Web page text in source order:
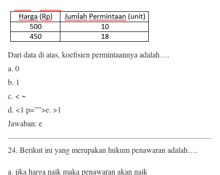
Dari data di atas, koefisien permintaannya adalah….
a. 0
b. 1
c. < ~
d. <1 p=””>e. >1
Jawaban: e
24. Berikut ini yang merupakan hukum penawaran adalah….
a. jika harga naik maka penawaran akan naik